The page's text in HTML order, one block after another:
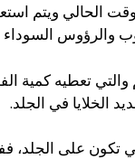
الحالي ويتم
والرؤوس السوداء
والتي تعطيه
الخلايا في الجلد.
تكون على الجلد،